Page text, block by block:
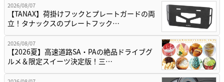
2026/08/07
【TANAX】荷掛けフックとプレートガードの両
立！タナックスのプレートフック…
2026/08/07
【2026夏】高速道路SA・PAの絶品ドライブグ
ルメ＆限定スイーツ決定版！三…